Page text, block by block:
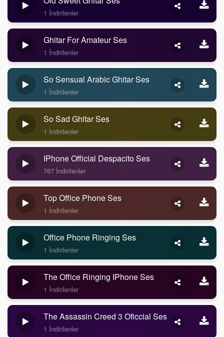
1 İndirilenler
Ghitar For Amateur Ses
1 İndirilenler
So Sensual Arabic Ghitar Ses
1 İndirilenler
So Sad Ghitar Ses
1 İndirilenler
IPhone Official Despacito Ses
767 İndirilenler
Top Office Phone Ses
1 İndirilenler
Office Phone Ringing Ses
1 İndirilenler
The Office Ringing IPhone Ses
1 İndirilenler
The Assassin Creed 3 Oficcial Ses
1 İndirilenler